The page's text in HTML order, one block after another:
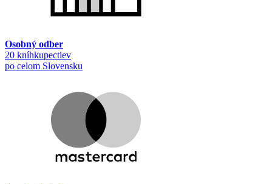
Osobný odber
20 kníhkupectiev
po celom Slovensku